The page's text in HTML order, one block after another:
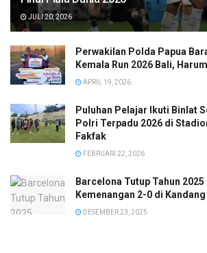
JULI 20, 2026
Perwakilan Polda Papua
Kemala Run 2026 Bali,
APRIL 19, 2026
Puluhan Pelajar Ikuti Binlat
Polri Terpadu 2026 di
Fakfak
FEBRUARI 22, 2026
Barcelona Tutup Tahun 2025
Kemenangan 2-0 di
DESEMBER 23, 2025